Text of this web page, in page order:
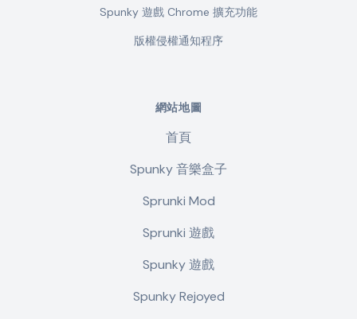
Spunky 遊戲 Chrome 擴充功能
版權侵權通知程序
網站地圖
首頁
Spunky 音樂盒子
Sprunki Mod
Sprunki 遊戲
Spunky 遊戲
Spunky Rejoyed